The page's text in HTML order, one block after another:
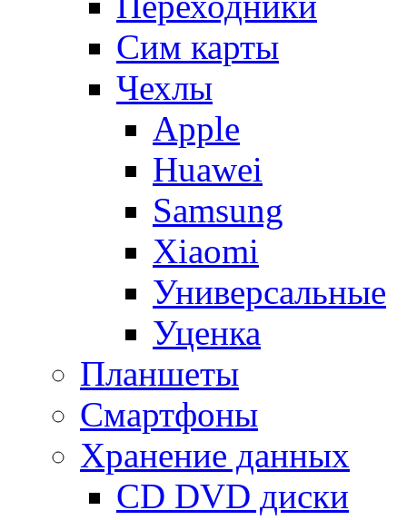
Сим карты
Чехлы
Apple
Huawei
Samsung
Xiaomi
Универсальные
Уценка
Планшеты
Смартфоны
Хранение данных
CD DVD диски